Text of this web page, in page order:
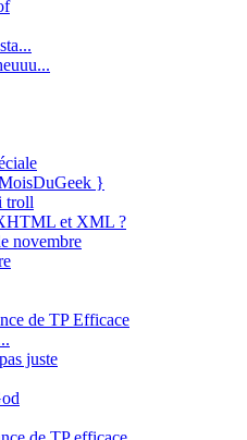
}
troll
et XML ?
novembre
de TP Efficace
juste